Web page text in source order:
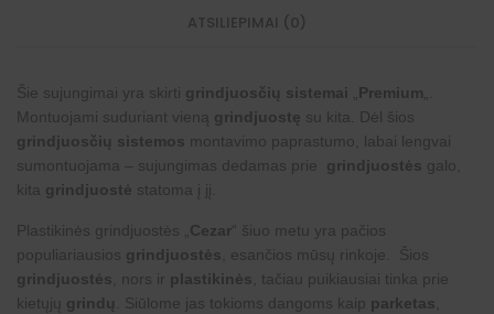
ATSILIEPIMAI (0)
Šie sujungimai yra skirti grindjuosčių sistemai „Premium „.
Montuojami suduriant vieną grindjuostę su kita. Dėl šios
grindjuosčių sistemos montavimo paprastumo, labai lengvai
sumontuojama – sujungimas dedamas prie grindjuostės galo,
kita grindjuostė statoma į jį.
Plastikinės grindjuostės „Cezar“ šiuo metu yra pačios
populiariausios grindjuostės , esančios mūsų rinkoje. Šios
grindjuostės , nors ir plastikinės , tačiau puikiausiai tinka prie
kietųjų grindų . Siūlome jas tokioms dangoms kaip parketas